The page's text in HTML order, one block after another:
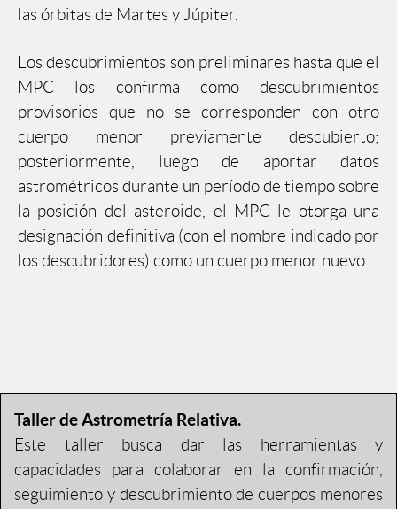
las órbitas de Martes y Júpiter.
Los descubrimientos son preliminares hasta que el
MPC los confirma como descubrimientos
provisorios que no se corresponden con otro
cuerpo menor previamente descubierto;
posteriormente, luego de aportar datos
astrométricos durante un período de tiempo sobre
la posición del asteroide, el MPC le otorga una
designación definitiva (con el nombre indicado por
los descubridores) como un cuerpo menor nuevo.
Taller de Astrometría Relativa.
Este taller busca dar las herramientas y
capacidades para colaborar en la confirmación,
seguimiento y descubrimiento de cuerpos menores